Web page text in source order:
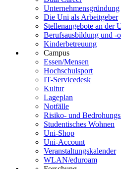
Unternehmensgründung
Die Uni als Arbeitgeber
Stellenangebote an der
Berufsausbildung und -
Kinderbetreuung
Campus
Essen/Mensen
Hochschulsport
IT-Servicedesk
Kultur
Lageplan
Notfälle
Risiko- und
Studentisches Wohnen
Uni-Shop
Uni-Account
Veranstaltungskalender
WLAN/eduroam